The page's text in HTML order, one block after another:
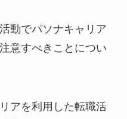
動でパソナキャリア
意すべきことについ
アを利用した転職活